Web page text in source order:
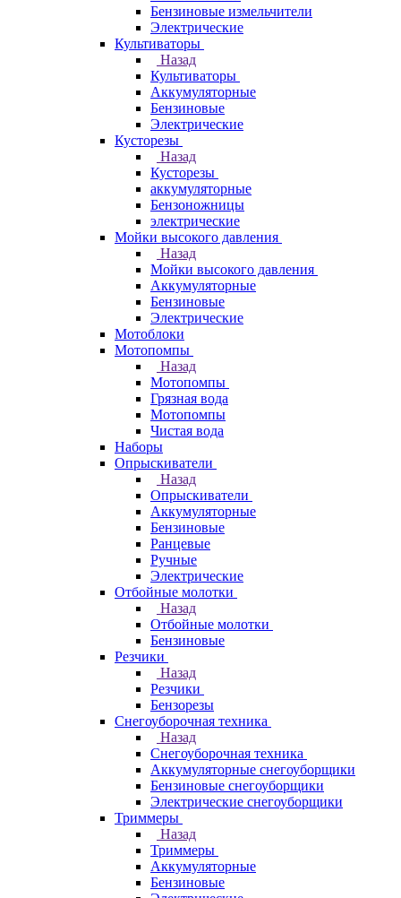
Бензиновые измельчители
Электрические
Культиваторы
Назад
Культиваторы
Аккумуляторные
Бензиновые
Электрические
Кусторезы
Назад
Кусторезы
аккумуляторные
Бензоножницы
электрические
Мойки высокого давления
Назад
Мойки высокого давления
Аккумуляторные
Бензиновые
Электрические
Мотоблоки
Мотопомпы
Назад
Мотопомпы
Грязная вода
Мотопомпы
Чистая вода
Наборы
Опрыскиватели
Назад
Опрыскиватели
Аккумуляторные
Бензиновые
Ранцевые
Ручные
Электрические
Отбойные молотки
Назад
Отбойные молотки
Бензиновые
Резчики
Назад
Резчики
Бензорезы
Снегоуборочная техника
Назад
Снегоуборочная техника
Аккумуляторные снегоуборщики
Бензиновые снегоуборщики
Электрические снегоуборщики
Триммеры
Назад
Триммеры
Аккумуляторные
Бензиновые